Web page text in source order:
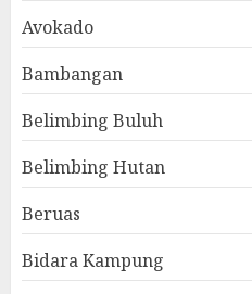
Avokado
Bambangan
Belimbing Buluh
Belimbing Hutan
Beruas
Bidara Kampung